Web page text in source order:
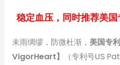
稳定血压，同时推荐美国
未雨绸缪，防微杜渐，美国专
VigorHeart】
（专利号US